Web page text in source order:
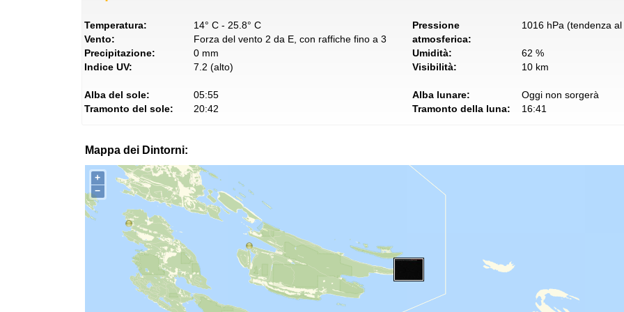
Temperatura:
14° C - 25.8° C
Vento:
Forza del vento 2 da E, con raffiche fino a 3
Precipitazione:
0 mm
Indice UV:
7.2 (alto)
Pressione
atmosferica:
1016 hPa (tendenza al
Umidità:
62 %
Visibilità:
10 km
Alba del sole:
05:55
Tramonto del sole:
20:42
Alba lunare:
Oggi non sorgerà
Tramonto della luna:
16:41
Mappa dei Dintorni:
+
−